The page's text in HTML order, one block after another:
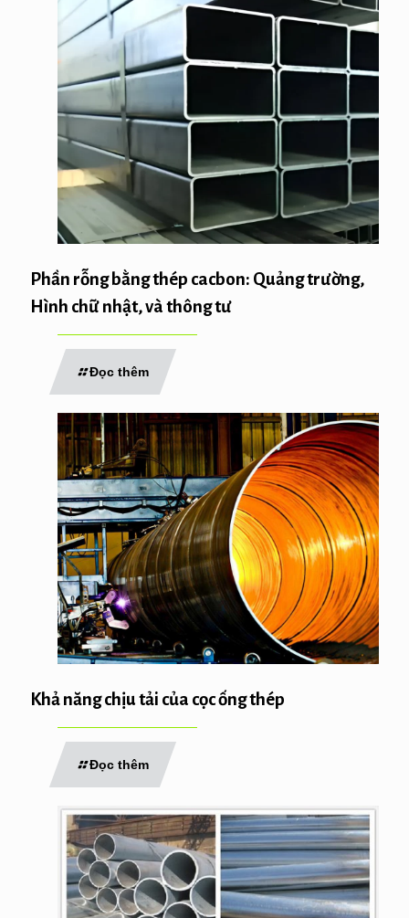
Phần rỗng bằng thép cacbon: Quảng trường,
Hình chữ nhật, và thông tư
Đọc thêm
Khả năng chịu tải của cọc ống thép
Đọc thêm